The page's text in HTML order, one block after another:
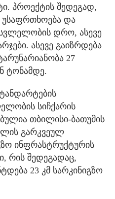
პროექტის შედეგად,
უსაფრთხოება და
დრო, ასევე
ასევე გაიზრდება
27
ტონამდე.
სიჩქარის
თბილისი-ბათუმის
გარკვეულ
ინფრასტრუქტურის
რის შედეგადაც,
23 კმ სარკინიგზო